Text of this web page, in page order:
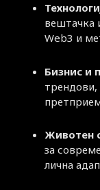
вештачка
Web3 и
Бизнис и
Животен
за
лична